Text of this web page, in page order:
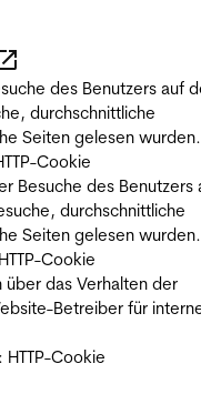
des Benutzers auf
durchschnittliche
Seiten gelesen wurden.
Cookie
Besuche des Benutzers
durchschnittliche
Seiten gelesen wurden.
Cookie
über das Verhalten der
Betreiber für
: HTTP-Cookie